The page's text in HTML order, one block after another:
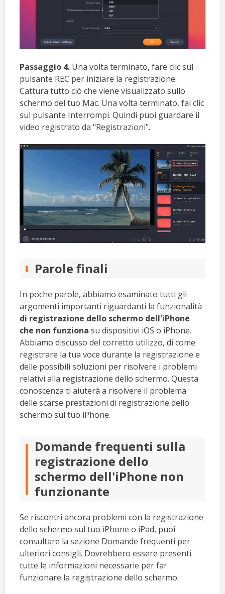
Passaggio 4.Una volta terminato, fare clic sul
pulsante REC per iniziare la registrazione.
Cattura tutto ciò che viene visualizzato sullo
schermo del tuo Mac. Una volta terminato, fai clic
sul pulsante Interrompi. Quindi puoi guardare il
video registrato da "Registrazioni".
Parole finali
In poche parole, abbiamo esaminato tutti gli
argomenti importanti riguardanti la funzionalità
di registrazione dello schermo dell'iPhone
che non funziona su dispositivi iOS o iPhone.
Abbiamo discusso del corretto utilizzo, di come
registrare la tua voce durante la registrazione e
delle possibili soluzioni per risolvere i problemi
relativi alla registrazione dello schermo. Questa
conoscenza ti aiuterà a risolvere il problema
delle scarse prestazioni di registrazione dello
schermo sul tuo iPhone.
Domande frequenti sulla
registrazione dello
schermo dell'iPhone non
funzionante
Se riscontri ancora problemi con la registrazione
dello schermo sul tuo iPhone o iPad, puoi
consultare la sezione Domande frequenti per
ulteriori consigli. Dovrebbero essere presenti
tutte le informazioni necessarie per far
funzionare la registrazione dello schermo.